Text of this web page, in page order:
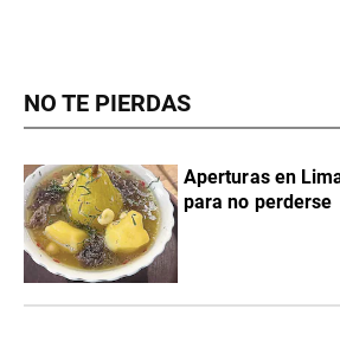
NO TE PIERDAS
Aperturas en
para no perderse